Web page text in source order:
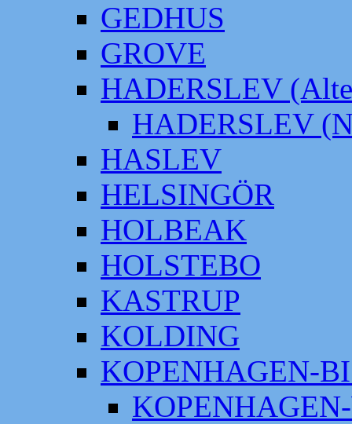
GEDHUS
GROVE
HADERSLEV
HADERSLEV
HASLEV
HELSINGÖR
HOLBEAK
HOLSTEBO
KASTRUP
KOLDING
KOPENHAGEN-